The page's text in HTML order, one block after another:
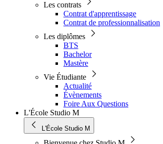
Les contrats
Contrat d'apprentissage
Contrat de professionnalisation
Les diplômes
BTS
Bachelor
Mastère
Vie Étudiante
Actualité
Évènements
Foire Aux Questions
L'École Studio M
L'École Studio M